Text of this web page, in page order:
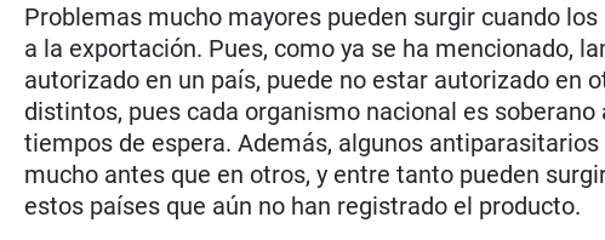
Problemas mucho mayores pueden surgir cuando
a la exportación. Pues, como ya se ha mencionado,
autorizado en un país, puede no estar autorizado en
distintos, pues cada organismo nacional es
tiempos de espera. Además, algunos
mucho antes que en otros, y entre tanto pueden
estos países que aún no han registrado el producto.